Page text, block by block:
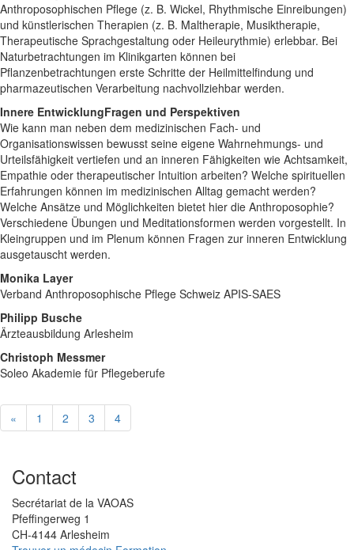
Anthroposophischen Pflege (z. B. Wickel, Rhythmische Einreibungen)
und künstlerischen Therapien (z. B. Maltherapie, Musiktherapie,
Therapeutische Sprachgestaltung oder Heileurythmie) erlebbar. Bei
Naturbetrachtungen im Klinikgarten können bei
Pflanzenbetrachtungen erste Schritte der Heilmittelfindung und
pharmazeutischen Verarbeitung nachvollziehbar werden.
Innere EntwicklungFragen und Perspektiven
Wie kann man neben dem medizinischen Fach- und
Organisationswissen bewusst seine eigene Wahrnehmungs- und
Urteilsfähigkeit vertiefen und an inneren Fähigkeiten wie Achtsamkeit,
Empathie oder therapeutischer Intuition arbeiten? Welche spirituellen
Erfahrungen können im medizinischen Alltag gemacht werden?
Welche Ansätze und Möglichkeiten bietet hier die Anthroposophie?
Verschiedene Übungen und Meditationsformen werden vorgestellt. In
Kleingruppen und im Plenum können Fragen zur inneren Entwicklung
ausgetauscht werden.
Monika Layer
Verband Anthroposophische Pflege Schweiz APIS-SAES
Philipp Busche
Ärzteausbildung Arlesheim
Christoph Messmer
Soleo Akademie für Pflegeberufe
« 1 2 3 4
Contact
Secrétariat de la VAOAS
Pfeffingerweg 1
CH-4144 Arlesheim